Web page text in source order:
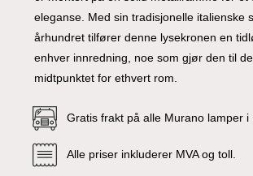
eleganse. Med sin tradisjonelle italienske
århundret tilfører denne lysekronen en
enhver innredning, noe som gjør den til
midtpunktet for ethvert rom.
Gratis frakt på alle Murano lamper i
Alle priser inkluderer MVA og toll.